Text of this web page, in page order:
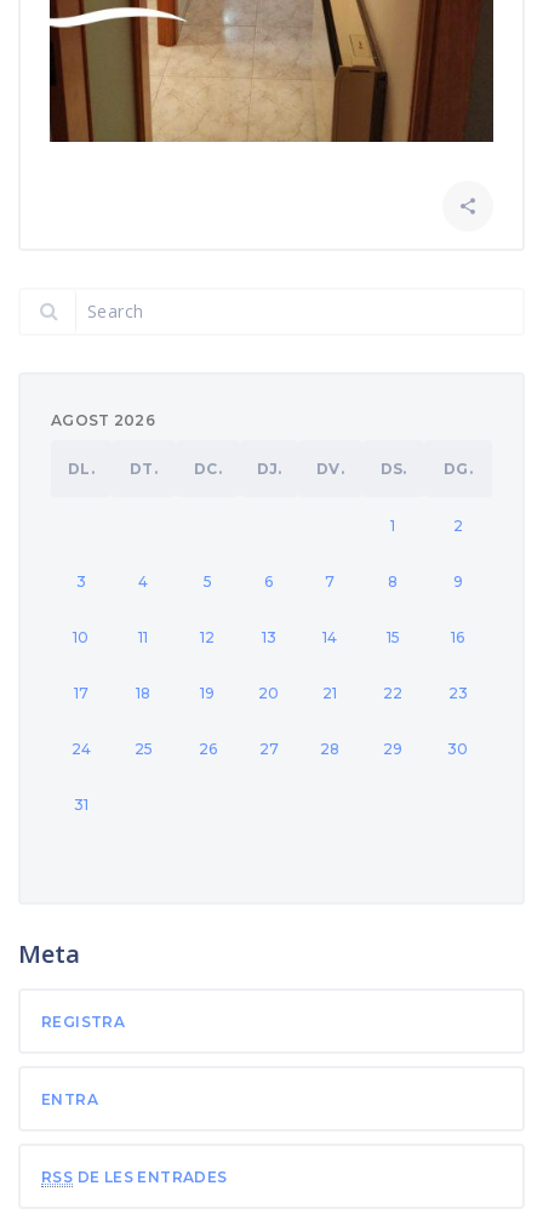

AGOST 2026
DL. DT. DC. DJ. DV. DS. DG.
1 2
3 4 5 6 7 8 9
10 11 12 13 14 15 16
17 18 19 20 21 22 23
24 25 26 27 28 29 30
31
Meta
REGISTRA
ENTRA
RSS DE LES ENTRADES